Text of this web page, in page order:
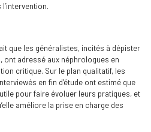
l’intervention.
que les généralistes, incités à dépister
ont adressé aux néphrologues en
critique. Sur le plan qualitatif, les
en fin d’étude ont estimé que
pour faire évoluer leurs pratiques, et
améliore la prise en charge des